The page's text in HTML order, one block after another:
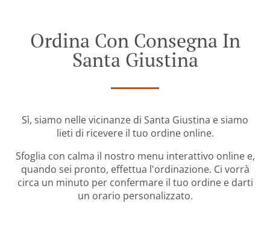
Ordina Con Consegna In
Santa Giustina
Sì, siamo nelle vicinanze di Santa Giustina e siamo
lieti di ricevere il tuo ordine online.
Sfoglia con calma il nostro menu interattivo online e,
quando sei pronto, effettua l'ordinazione. Ci vorrà
circa un minuto per confermare il tuo ordine e darti
un orario personalizzato.